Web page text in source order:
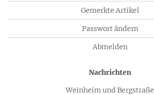
Gemerkte Artikel
Passwort ändern
Abmelden
Nachrichten
Weinheim und Bergstraße